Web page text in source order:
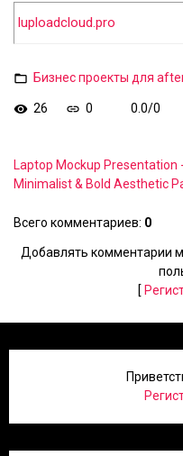
luploadcloud.pro
Бизнес проекты для
26 0 0.0/0
Laptop Mockup Presentation
Minimalist & Bold Aesthetic
Всего комментариев: 0
Добавлять комментарии
[